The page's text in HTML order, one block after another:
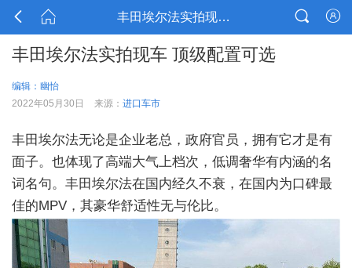
  丰田埃尔法实拍现车 顶级配置可选 

丰田埃尔法实拍现车 顶级配置可选
编辑：幽怡
2022年05月30日
来源： 进口车市
丰田埃尔法无论是企业老总，政府官员，拥有它才是有
面子。也体现了高端大气上档次，低调奢华有内涵的名
词名句。丰田埃尔法在国内经久不衰，在国内为口碑最
佳的MPV，其豪华舒适性无与伦比。